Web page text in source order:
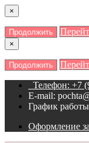
×
Продолжить
×
Продолжить
Телефон: +7
E-mail:
График
Оформление